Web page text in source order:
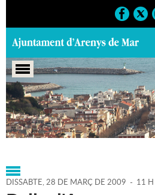
Portada > Agenda > 28-03-
2009 > Marcs > Culturals > 2009
DISSABTE,28 DE MARÇ DE 2009 - 11